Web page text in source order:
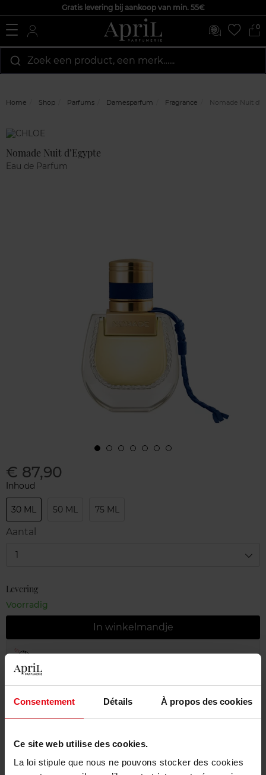
Consentement Détails À propos des cookies
Ce site web utilise des cookies.
La loi stipule que nous ne pouvons stocker des cookies
Gratis levering bij aankoop van min. 55€
0
Zoek een product, een merk…...
Home Shop Parfums Damesparfum Fragrance Nomade Nuit
Marque
Nomade Nuit d’Egypte
Eau de Parfum
€ 87,90
Inhoud
30 ML 50 ML 75 ML
Aantal
1
Levering
Voorradig
In winkelmandje
Gratis levering bij aankoop van min. 55€
Gratis verpakking
Beschrijving